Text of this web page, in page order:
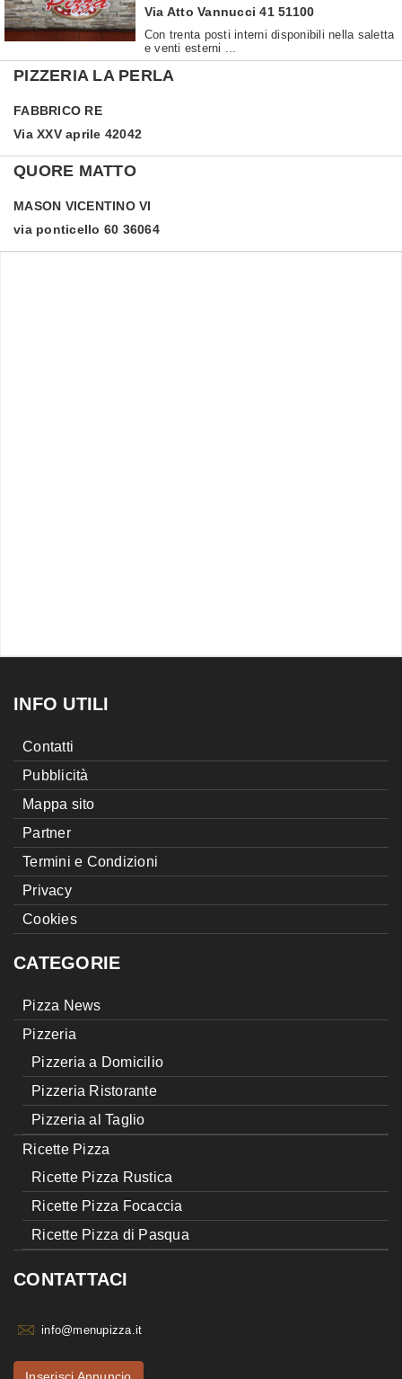
Via Atto Vannucci 41 51100
Con trenta posti interni disponibili nella saletta
e venti esterni ...
PIZZERIA LA PERLA
FABBRICO RE
Via XXV aprile 42042
QUORE MATTO
MASON VICENTINO VI
via ponticello 60 36064
INFO UTILI
Contatti
Pubblicità
Mappa sito
Partner
Termini e Condizioni
Privacy
Cookies
CATEGORIE
Pizza News
Pizzeria
Pizzeria a Domicilio
Pizzeria Ristorante
Pizzeria al Taglio
Ricette Pizza
Ricette Pizza Rustica
Ricette Pizza Focaccia
Ricette Pizza di Pasqua
CONTATTACI
info@menupizza.it
Inserisci Annuncio